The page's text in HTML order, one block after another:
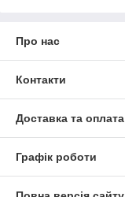
Про нас
Контакти
Доставка та оплата
Графік роботи